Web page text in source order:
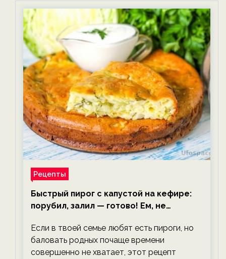
Рецепты
Быстрый пирог с капустой на кефире:
порубил, залил — готово! Ем, не
Если в твоей семье любят есть пироги, но
баловать родных почаще времени
совершенно не хватает, этот рецепт